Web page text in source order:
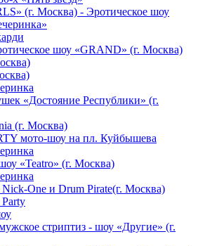
(г. Москва) - Эротическое шоу
шоу «GRAND» (г. Москва)
«Достояние Республики» (г.
(г. Москва)
мото-шоу на пл. Куйбышева
«Teatro» (г. Москва)
One и Drum Pirate(г. Москва)
стриптиз - шоу «Другие» (г.